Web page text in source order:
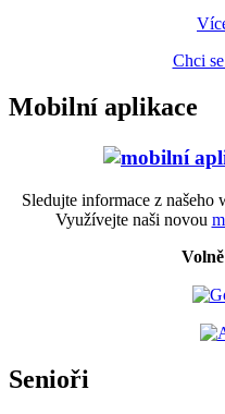
Chci
Mobilní aplikace
Sledujte informace z našeho
Využívejte naši novou
Senioři